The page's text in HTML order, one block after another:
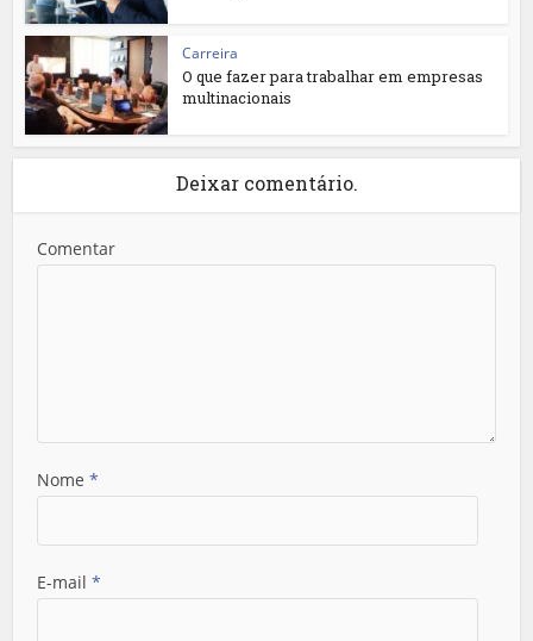
Carreira
O que fazer para trabalhar em empresas
multinacionais
Deixar comentário.
Comentar
Nome*
E-mail*